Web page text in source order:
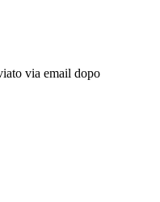
via email dopo